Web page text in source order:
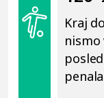
Kraj
nismo